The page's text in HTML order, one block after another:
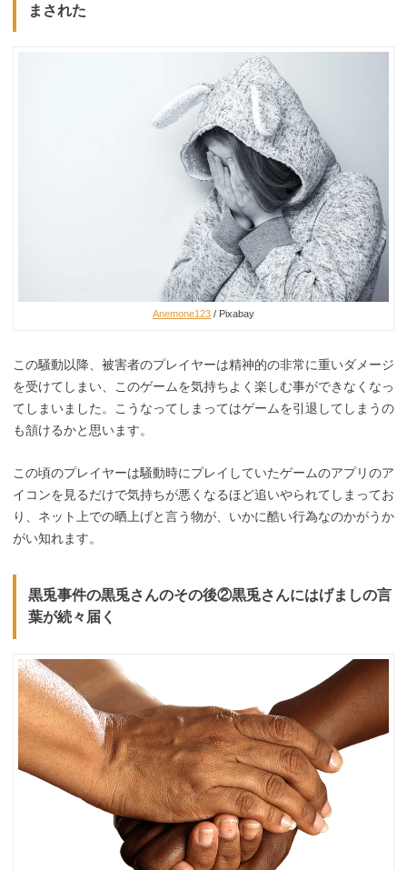
まされた
Anemone123 / Pixabay
この騒動以降、被害者のプレイヤーは精神的の非常に重いダメージ
を受けてしまい、このゲームを気持ちよく楽しむ事ができなくなっ
てしまいました。こうなってしまってはゲームを引退してしまうの
も頷けるかと思います。
この頃のプレイヤーは騒動時にプレイしていたゲームのアプリのア
イコンを見るだけで気持ちが悪くなるほど追いやられてしまってお
り、ネット上での晒上げと言う物が、いかに酷い行為なのかがうか
がい知れます。
黒兎事件の黒兎さんのその後②黒兎さんにはげましの言
葉が続々届く